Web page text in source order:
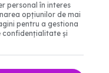
personal în interes
opțiunilor de mai
pentru a gestiona
confidențialitate și